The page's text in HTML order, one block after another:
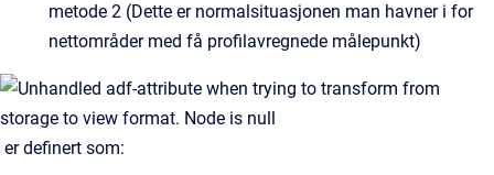
metode 2 (Dette er normalsituasjonen man havner i for
nettområder med få profilavregnede målepunkt)
er definert som: